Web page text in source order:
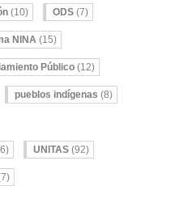
(10) ODS (7)
NINA (15)
Público (12)
pueblos indígenas (8)
UNITAS (92)